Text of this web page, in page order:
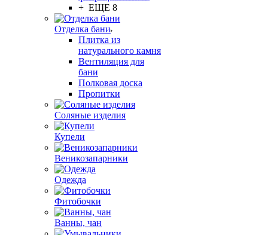
+ ЕЩЕ 8
Отделка бани
Плитка из
натурального камня
Вентиляция для
бани
Полковая доска
Пропитки
Соляные изделия
Купели
Веникозапарники
Одежда
Фитобочки
Ванны, чан